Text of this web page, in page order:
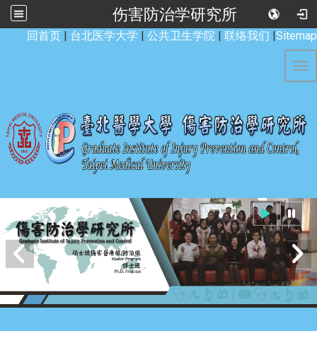
伤害防治学研究所
回首页 | 台北医学大学 | 公共卫生学院 | 联络我们 |Sitemap